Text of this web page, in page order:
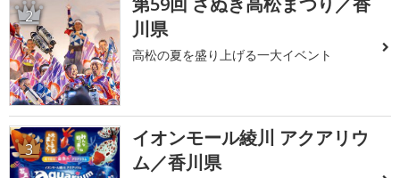
2
川県
高松の夏を盛り上げる一大イベント
3
イオンモール綾川 アクアリウ
ム／香川県